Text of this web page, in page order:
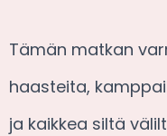
Tämän matkan
haasteita,
ja kaikkea siltä